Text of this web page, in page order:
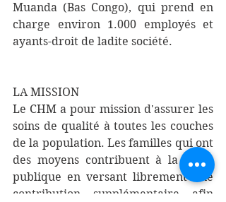
Muanda (Bas Congo), qui prend en
charge environ 1.000 employés et
ayants-droit de ladite société.
LA MISSION
Le CHM a pour mission d'assurer les
soins de qualité à toutes les couches
de la population. Les familles qui ont
des moyens contribuent à la santé
publique en versant librement une
contribution supplémentaire afin